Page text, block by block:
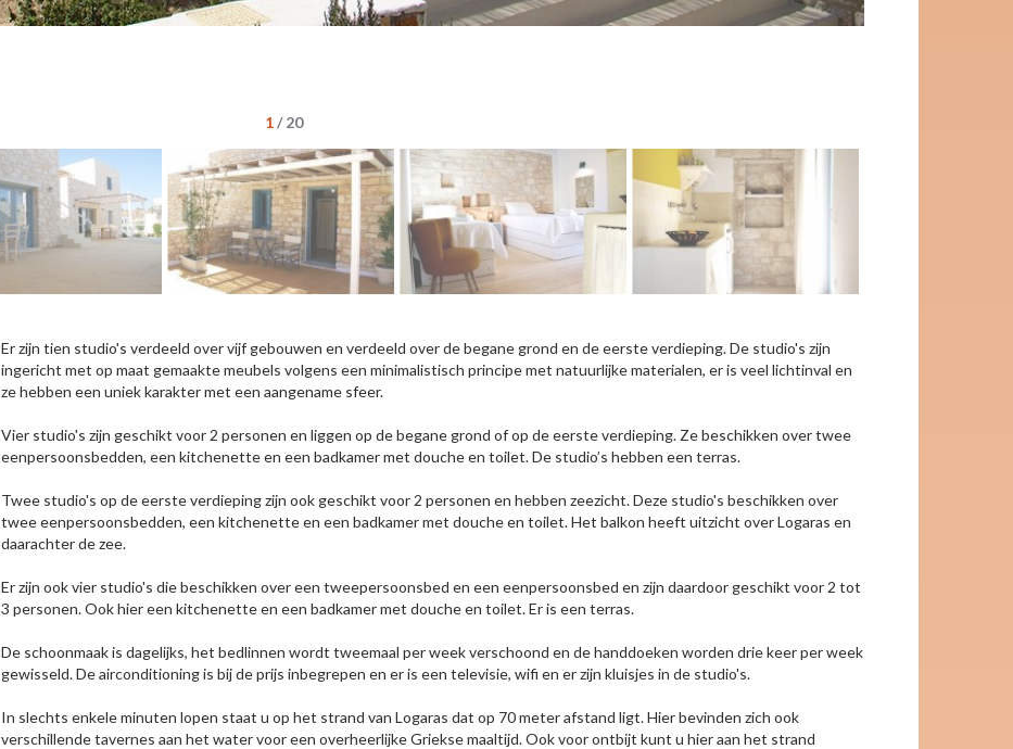
1/20
Er zijn tien studio's verdeeld over vijf gebouwen en verdeeld over de begane grond en de eerste verdieping. De studio's zijn
ingericht met op maat gemaakte meubels volgens een minimalistisch principe met natuurlijke materialen, er is veel lichtinval en
ze hebben een uniek karakter met een aangename sfeer.
Vier studio's zijn geschikt voor 2 personen en liggen op de begane grond of op de eerste verdieping. Ze beschikken over twee
eenpersoonsbedden, een kitchenette en een badkamer met douche en toilet. De studio’s hebben een terras.
Twee studio's op de eerste verdieping zijn ook geschikt voor 2 personen en hebben zeezicht. Deze studio's beschikken over
twee eenpersoonsbedden, een kitchenette en een badkamer met douche en toilet. Het balkon heeft uitzicht over Logaras en
daarachter de zee.
Er zijn ook vier studio's die beschikken over een tweepersoonsbed en een eenpersoonsbed en zijn daardoor geschikt voor 2 tot
3 personen. Ook hier een kitchenette en een badkamer met douche en toilet. Er is een terras.
De schoonmaak is dagelijks, het bedlinnen wordt tweemaal per week verschoond en de handdoeken worden drie keer per week
gewisseld. De airconditioning is bij de prijs inbegrepen en er is een televisie, wifi en er zijn kluisjes in de studio's.
In slechts enkele minuten lopen staat u op het strand van Logaras dat op 70 meter afstand ligt. Hier bevinden zich ook
verschillende tavernes aan het water voor een overheerlijke Griekse maaltijd. Ook voor ontbijt kunt u hier aan het strand